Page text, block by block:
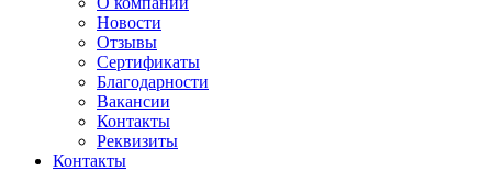
Новости
Отзывы
Сертификаты
Благодарности
Вакансии
Контакты
Реквизиты
Контакты